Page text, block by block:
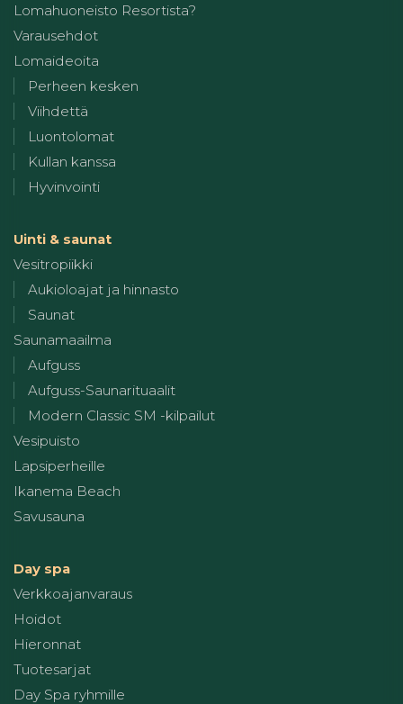
Lomahuoneisto Resortista?
Varausehdot
Lomaideoita
Perheen kesken
Viihdettä
Luontolomat
Kullan kanssa
Hyvinvointi
Uinti & saunat
Vesitropiikki
Aukioloajat ja hinnasto
Saunat
Saunamaailma
Aufguss
Aufguss-Saunarituaalit
Modern Classic SM -kilpailut
Vesipuisto
Lapsiperheille
Ikanema Beach
Savusauna
Day spa
Verkkoajanvaraus
Hoidot
Hieronnat
Tuotesarjat
Day Spa ryhmille